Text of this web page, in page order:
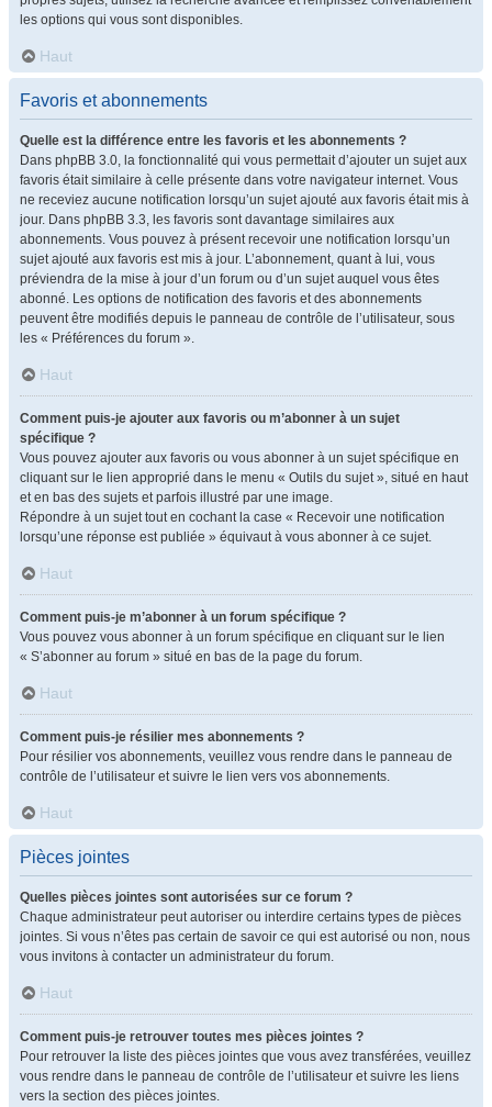
les options qui vous sont disponibles.
Haut
Favoris et abonnements
Quelle est la différence entre les favoris et les abonnements ?
Dans phpBB 3.0, la fonctionnalité qui vous permettait d’ajouter un sujet aux
favoris était similaire à celle présente dans votre navigateur internet. Vous
ne receviez aucune notification lorsqu’un sujet ajouté aux favoris était mis à
jour. Dans phpBB 3.3, les favoris sont davantage similaires aux
abonnements. Vous pouvez à présent recevoir une notification lorsqu’un
sujet ajouté aux favoris est mis à jour. L’abonnement, quant à lui, vous
préviendra de la mise à jour d’un forum ou d’un sujet auquel vous êtes
abonné. Les options de notification des favoris et des abonnements
peuvent être modifiés depuis le panneau de contrôle de l’utilisateur, sous
les « Préférences du forum ».
Haut
Comment puis-je ajouter aux favoris ou m’abonner à un sujet
spécifique ?
Vous pouvez ajouter aux favoris ou vous abonner à un sujet spécifique en
cliquant sur le lien approprié dans le menu « Outils du sujet », situé en haut
et en bas des sujets et parfois illustré par une image.
Répondre à un sujet tout en cochant la case « Recevoir une notification
lorsqu’une réponse est publiée » équivaut à vous abonner à ce sujet.
Haut
Comment puis-je m’abonner à un forum spécifique ?
Vous pouvez vous abonner à un forum spécifique en cliquant sur le lien
« S’abonner au forum » situé en bas de la page du forum.
Haut
Comment puis-je résilier mes abonnements ?
Pour résilier vos abonnements, veuillez vous rendre dans le panneau de
contrôle de l’utilisateur et suivre le lien vers vos abonnements.
Haut
Pièces jointes
Quelles pièces jointes sont autorisées sur ce forum ?
Chaque administrateur peut autoriser ou interdire certains types de pièces
jointes. Si vous n’êtes pas certain de savoir ce qui est autorisé ou non, nous
vous invitons à contacter un administrateur du forum.
Haut
Comment puis-je retrouver toutes mes pièces jointes ?
Pour retrouver la liste des pièces jointes que vous avez transférées, veuillez
vous rendre dans le panneau de contrôle de l’utilisateur et suivre les liens
vers la section des pièces jointes.